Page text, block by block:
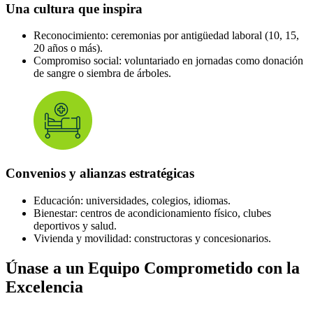
Una cultura que inspira
Reconocimiento: ceremonias por antigüedad laboral (10, 15,
20 años o más).
Compromiso social: voluntariado en jornadas como donación
de sangre o siembra de árboles.
Convenios y alianzas estratégicas
Educación: universidades, colegios, idiomas.
Bienestar: centros de acondicionamiento físico, clubes
deportivos y salud.
Vivienda y movilidad: constructoras y concesionarios.
Únase a un Equipo Comprometido con la
Excelencia